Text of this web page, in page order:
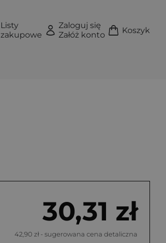
Listy
zakupowe
Zaloguj się
Załóż konto
Koszyk
30,31 zł
42,90 zł - sugerowana cena detaliczna